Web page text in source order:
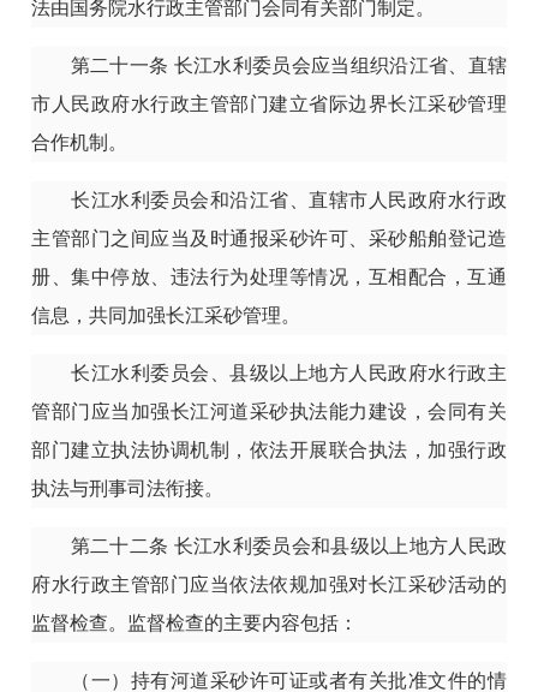
法由国务院水行政主管部门会同有关部门制定。
第二十一条 长江水利委员会应当组织沿江省、直辖
市人民政府水行政主管部门建立省际边界长江采砂管理
合作机制。
长江水利委员会和沿江省、直辖市人民政府水行政
主管部门之间应当及时通报采砂许可、采砂船舶登记造
册、集中停放、违法行为处理等情况，互相配合，互通
信息，共同加强长江采砂管理。
长江水利委员会、县级以上地方人民政府水行政主
管部门应当加强长江河道采砂执法能力建设，会同有关
部门建立执法协调机制，依法开展联合执法，加强行政
执法与刑事司法衔接。
第二十二条 长江水利委员会和县级以上地方人民政
府水行政主管部门应当依法依规加强对长江采砂活动的
监督检查。监督检查的主要内容包括：
（一）持有河道采砂许可证或者有关批准文件的情